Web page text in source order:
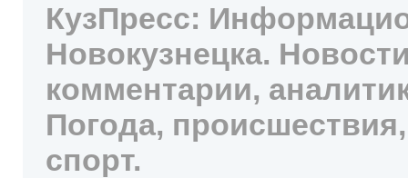
КузПресс:
Новокузнецка.
комментарии,
Погода,
спорт.